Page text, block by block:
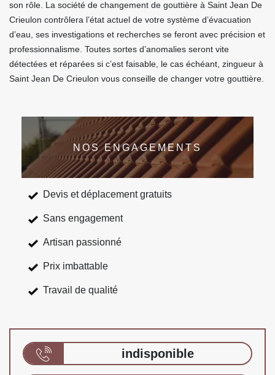
son rôle. La société de changement de gouttière à Saint Jean De
Crieulon contrôlera l’état actuel de votre système d’évacuation
d’eau, ses investigations et recherches se feront avec précision et
professionnalisme. Toutes sortes d’anomalies seront vite
détectées et réparées si c’est faisable, le cas échéant, zingueur à
Saint Jean De Crieulon vous conseille de changer votre gouttière.
NOS ENGAGEMENTS
Devis et déplacement gratuits
Sans engagement
Artisan passionné
Prix imbattable
Travail de qualité
indisponible